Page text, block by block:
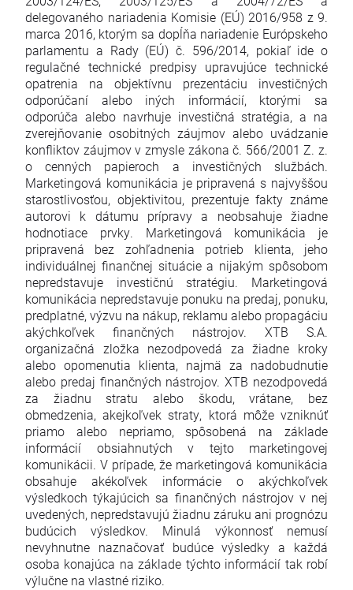
delegovaného nariadenia Komisie (EÚ) 2016/958 z 9.
marca 2016, ktorým sa dopĺňa nariadenie Európskeho
parlamentu a Rady (EÚ) č. 596/2014, pokiaľ ide o
regulačné technické predpisy upravujúce technické
opatrenia na objektívnu prezentáciu investičných
odporúčaní alebo iných informácií, ktorými sa
odporúča alebo navrhuje investičná stratégia, a na
zverejňovanie osobitných záujmov alebo uvádzanie
konfliktov záujmov v zmysle zákona č. 566/2001 Z. z.
o cenných papieroch a investičných službách.
Marketingová komunikácia je pripravená s najvyššou
starostlivosťou, objektivitou, prezentuje fakty známe
autorovi k dátumu prípravy a neobsahuje žiadne
hodnotiace prvky. Marketingová komunikácia je
pripravená bez zohľadnenia potrieb klienta, jeho
individuálnej finančnej situácie a nijakým spôsobom
nepredstavuje investičnú stratégiu. Marketingová
komunikácia nepredstavuje ponuku na predaj, ponuku,
predplatné, výzvu na nákup, reklamu alebo propagáciu
akýchkoľvek finančných nástrojov. XTB S.A.
organizačná zložka nezodpovedá za žiadne kroky
alebo opomenutia klienta, najmä za nadobudnutie
alebo predaj finančných nástrojov. XTB nezodpovedá
za žiadnu stratu alebo škodu, vrátane, bez
obmedzenia, akejkoľvek straty, ktorá môže vzniknúť
priamo alebo nepriamo, spôsobená na základe
informácií obsiahnutých v tejto marketingovej
komunikácii. V prípade, že marketingová komunikácia
obsahuje akékoľvek informácie o akýchkoľvek
výsledkoch týkajúcich sa finančných nástrojov v nej
uvedených, nepredstavujú žiadnu záruku ani prognózu
budúcich výsledkov. Minulá výkonnosť nemusí
nevyhnutne naznačovať budúce výsledky a každá
osoba konajúca na základe týchto informácií tak robí
výlučne na vlastné riziko.